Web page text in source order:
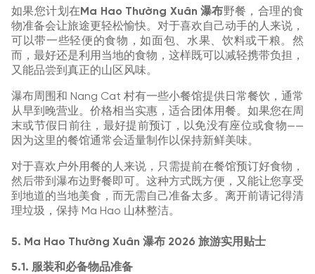
如果您计划在 Ma Hao Thường Xuân 瀑布野餐，合理的食
物准备会让旅途更轻松愉快。对于喜欢自己动手的人来说，
可以带一些轻便的食物，如面包、水果、饮料或干粮。然
而，最好还是利用当地的食物，这样既可以减轻携带负担，
又能品尝到真正的山区风味。
瀑布周围和 Nang Cat 村有一些小餐馆提供日常餐饮，通常
从早到晚营业。价格相当实惠，适合团体用餐。如果您在周
末或节假日前往，最好提前预订，以免没有座位或食物——
因为这里的餐馆通常会适量制作以保持新鲜美味。
对于喜欢户外用餐的人来说，只需提前在餐馆预订好食物，
然后带到瀑布边野餐即可。这种方式既方便，又能让您享受
到地道的当地美食，而无需自己准备太多。离开前请记得清
理垃圾，保持 Ma Hao 山林整洁。
5. Ma Hao Thường Xuân 瀑布 2026 旅游实用贴士
5.1. 服装和必备物品准备